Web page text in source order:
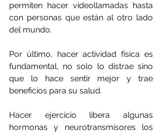
permiten hacer videollamadas hasta
con personas que están al otro lado
del mundo.
Por último, hacer actividad física es
fundamental, no solo lo distrae sino
que lo hace sentir mejor y trae
beneficios para su salud.
Hacer ejercicio libera algunas
hormonas y neurotransmisores los